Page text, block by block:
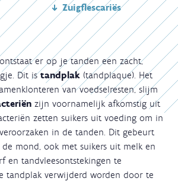
Zuigflescariës
er op je tanden een zacht,
Dit istandplak (tandplaque). Het
van voedselresten, slijm
zijn voornamelijk afkomstig uit
zetten suikers uit voeding om in
veroorzaken in de tanden. Dit gebeurt
mond, ook met suikers uit melk en
en tandvleesontstekingen te
tandplak verwijderd worden door te